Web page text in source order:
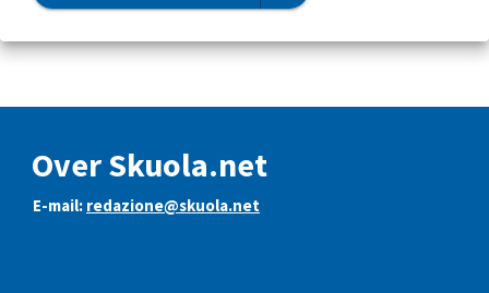
Over Skuola.net
E-mail: redazione@skuola.net